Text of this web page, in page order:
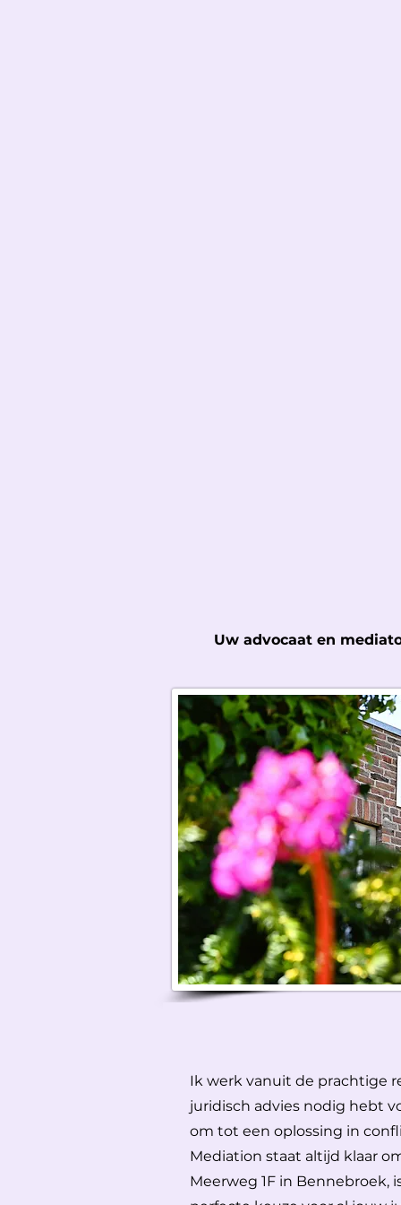
Uw advocaat en
Ik werk vanuit de prachtige
juridisch advies nodig hebt
om tot een oplossing in
Mediation staat altijd klaar
Meerweg 1F in Bennebroek,